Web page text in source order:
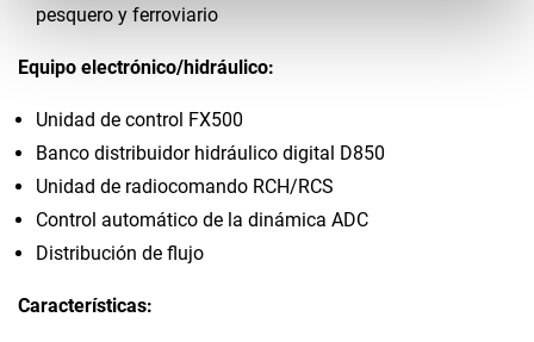
pesquero y ferroviario
Equipo electrónico/hidráulico:
Unidad de control FX500
Banco distribuidor hidráulico digital D850
Unidad de radiocomando RCH/RCS
Control automático de la dinámica ADC
Distribución de flujo
Características: